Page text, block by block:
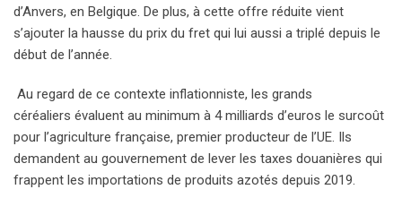
d’Anvers, en Belgique. De plus, à cette offre réduite vient
s’ajouter la hausse du prix du fret qui lui aussi a triplé depuis le
début de l’année.
Au regard de ce contexte inflationniste, les grands
céréaliers évaluent au minimum à 4 milliards d’euros le surcoût
pour l’agriculture française, premier producteur de l’UE. Ils
demandent au gouvernement de lever les taxes douanières qui
frappent les importations de produits azotés depuis 2019.